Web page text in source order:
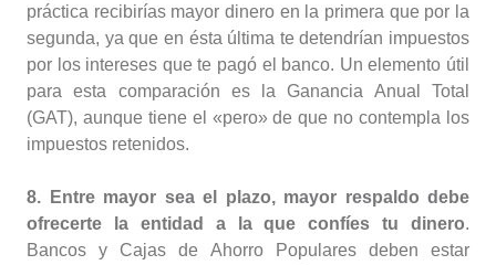
práctica recibirías mayor dinero en la primera que por la
segunda, ya que en ésta última te detendrían impuestos
por los intereses que te pagó el banco. Un elemento útil
para esta comparación es la Ganancia Anual Total
(GAT), aunque tiene el «pero» de que no contempla los
impuestos retenidos.
8. Entre mayor sea el plazo, mayor respaldo debe
ofrecerte la entidad a la que confíes tu dinero.
Bancos y Cajas de Ahorro Populares deben estar